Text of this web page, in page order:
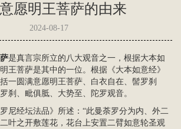
愿明王菩萨的由来
2024-08-17
是真言宗所立的八大观音之一，根据大本如
王菩萨是其中的一位。根据《大本如意经》
一圆满意愿明王菩萨、白衣自在、髻罗刹
刹、毗俱胝、大势至、陀罗观音。
尼经坛法品》所述：“此曼荼罗分为内、外二
叶之开敷莲花，花台上安置二臂如意轮圣观